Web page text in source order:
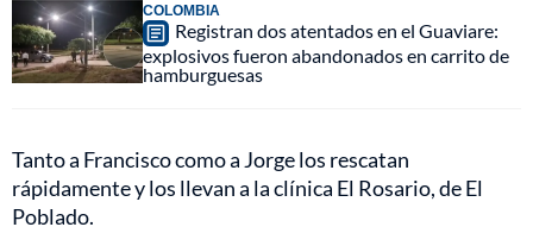
COLOMBIA
Registran dos atentados en el Guaviare:
explosivos fueron abandonados en carrito de
hamburguesas
Tanto a Francisco como a Jorge los rescatan
rápidamente y los llevan a la clínica El Rosario, de El
Poblado.